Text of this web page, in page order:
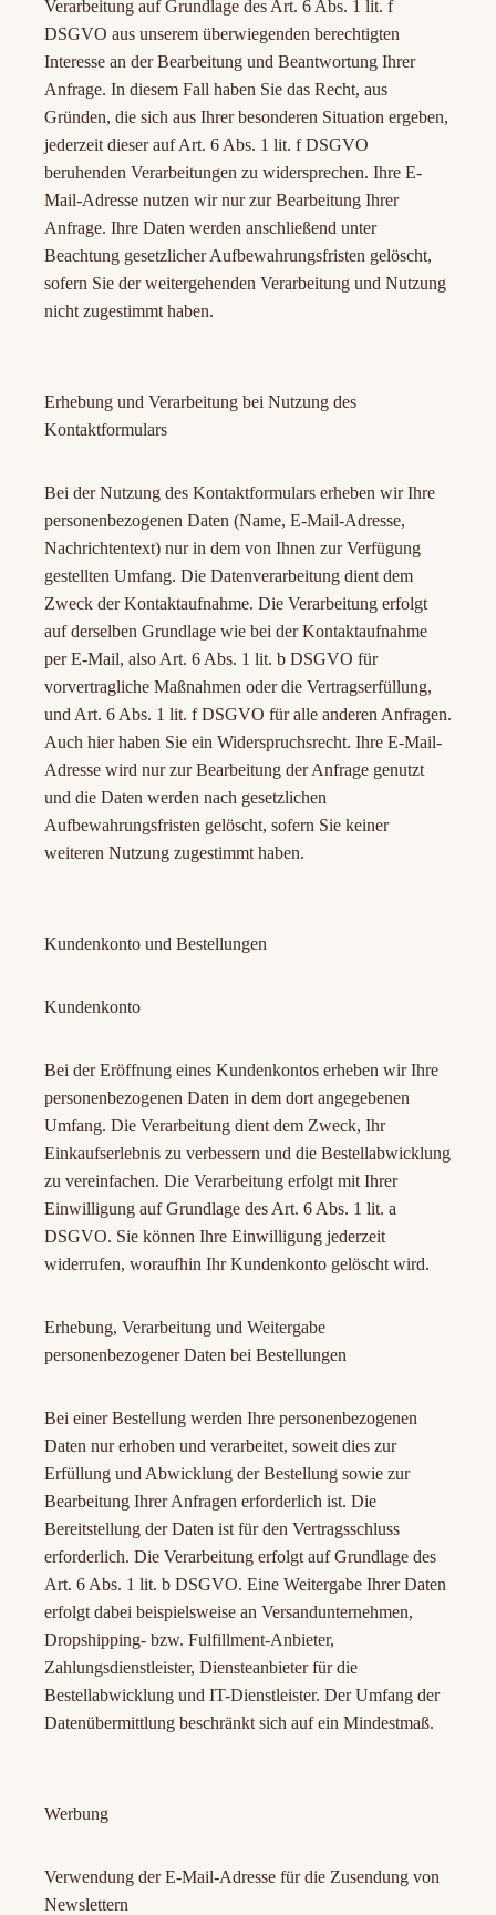
Verarbeitung auf Grundlage des Art. 6 Abs. 1 lit. f
DSGVO aus unserem überwiegenden berechtigten
Interesse an der Bearbeitung und Beantwortung Ihrer
Anfrage. In diesem Fall haben Sie das Recht, aus
Gründen, die sich aus Ihrer besonderen Situation ergeben,
jederzeit dieser auf Art. 6 Abs. 1 lit. f DSGVO
beruhenden Verarbeitungen zu widersprechen. Ihre E-
Mail-Adresse nutzen wir nur zur Bearbeitung Ihrer
Anfrage. Ihre Daten werden anschließend unter
Beachtung gesetzlicher Aufbewahrungsfristen gelöscht,
sofern Sie der weitergehenden Verarbeitung und Nutzung
nicht zugestimmt haben.
Erhebung und Verarbeitung bei Nutzung des
Kontaktformulars
Bei der Nutzung des Kontaktformulars erheben wir Ihre
personenbezogenen Daten (Name, E-Mail-Adresse,
Nachrichtentext) nur in dem von Ihnen zur Verfügung
gestellten Umfang. Die Datenverarbeitung dient dem
Zweck der Kontaktaufnahme. Die Verarbeitung erfolgt
auf derselben Grundlage wie bei der Kontaktaufnahme
per E-Mail, also Art. 6 Abs. 1 lit. b DSGVO für
vorvertragliche Maßnahmen oder die Vertragserfüllung,
und Art. 6 Abs. 1 lit. f DSGVO für alle anderen Anfragen.
Auch hier haben Sie ein Widerspruchsrecht. Ihre E-Mail-
Adresse wird nur zur Bearbeitung der Anfrage genutzt
und die Daten werden nach gesetzlichen
Aufbewahrungsfristen gelöscht, sofern Sie keiner
weiteren Nutzung zugestimmt haben.
Kundenkonto und Bestellungen
Kundenkonto
Bei der Eröffnung eines Kundenkontos erheben wir Ihre
personenbezogenen Daten in dem dort angegebenen
Umfang. Die Verarbeitung dient dem Zweck, Ihr
Einkaufserlebnis zu verbessern und die Bestellabwicklung
zu vereinfachen. Die Verarbeitung erfolgt mit Ihrer
Einwilligung auf Grundlage des Art. 6 Abs. 1 lit. a
DSGVO. Sie können Ihre Einwilligung jederzeit
widerrufen, woraufhin Ihr Kundenkonto gelöscht wird.
Erhebung, Verarbeitung und Weitergabe
personenbezogener Daten bei Bestellungen
Bei einer Bestellung werden Ihre personenbezogenen
Daten nur erhoben und verarbeitet, soweit dies zur
Erfüllung und Abwicklung der Bestellung sowie zur
Bearbeitung Ihrer Anfragen erforderlich ist. Die
Bereitstellung der Daten ist für den Vertragsschluss
erforderlich. Die Verarbeitung erfolgt auf Grundlage des
Art. 6 Abs. 1 lit. b DSGVO. Eine Weitergabe Ihrer Daten
erfolgt dabei beispielsweise an Versandunternehmen,
Dropshipping- bzw. Fulfillment-Anbieter,
Zahlungsdienstleister, Diensteanbieter für die
Bestellabwicklung und IT-Dienstleister. Der Umfang der
Datenübermittlung beschränkt sich auf ein Mindestmaß.
Werbung
Verwendung der E-Mail-Adresse für die Zusendung von
Newslettern